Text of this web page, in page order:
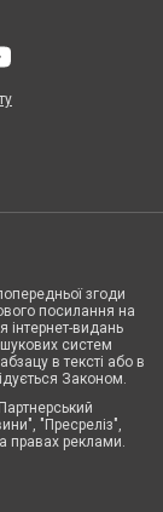
згоди
посилання на
інтернет-видань
систем
в тексті або в
Законом.
"Пресреліз",
правах реклами.